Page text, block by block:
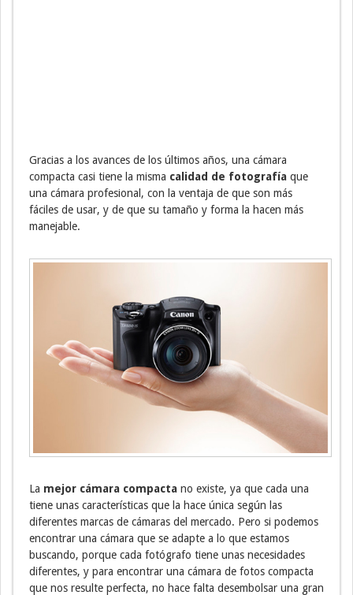
Gracias a los avances de los últimos años, una cámara
compacta casi tiene la misma calidad de fotografía que
una cámara profesional, con la ventaja de que son más
fáciles de usar, y de que su tamaño y forma la hacen más
manejable.
La mejor cámara compacta no existe, ya que cada una
tiene unas características que la hace única según las
diferentes marcas de cámaras del mercado. Pero si podemos
encontrar una cámara que se adapte a lo que estamos
buscando, porque cada fotógrafo tiene unas necesidades
diferentes, y para encontrar una cámara de fotos compacta
que nos resulte perfecta, no hace falta desembolsar una gran